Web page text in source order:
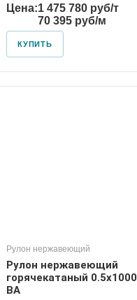
Цена:1 475 780 руб/т
70 395 руб/м
КУПИТЬ
Рулон нержавеющий
Рулон нержавеющий
горячекатаный 0.5х1000
ВА